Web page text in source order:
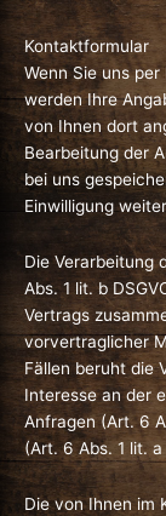
Kontaktformular
Wenn Sie uns
werden Ihre
von Ihnen dort
Bearbeitung der
bei uns
Einwilligung
Die Verarbeitung
Abs. 1 lit. b
Vertrags
vorvertraglicher
Fällen beruht die
Interesse an der
Anfragen (Art. 6
(Art. 6 Abs. 1 lit.
Die von Ihnen im